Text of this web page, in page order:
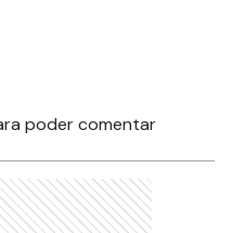
poder comentar